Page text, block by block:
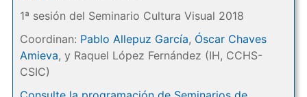
1ª sesión del Seminario Cultura Visual 2018
Coordinan: Pablo Allepuz García, Óscar Chaves
Amieva, y Raquel López Fernández (IH, CCHS-
CSIC)